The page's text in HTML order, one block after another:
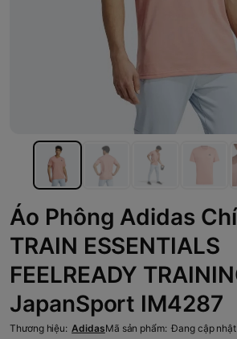
Áo Phông Adidas
TRAIN ESSENTIALS
FEELREADY
JapanSport IM4287
Thương hiệu: AdidasMã sản phẩm: Đang cập nhật